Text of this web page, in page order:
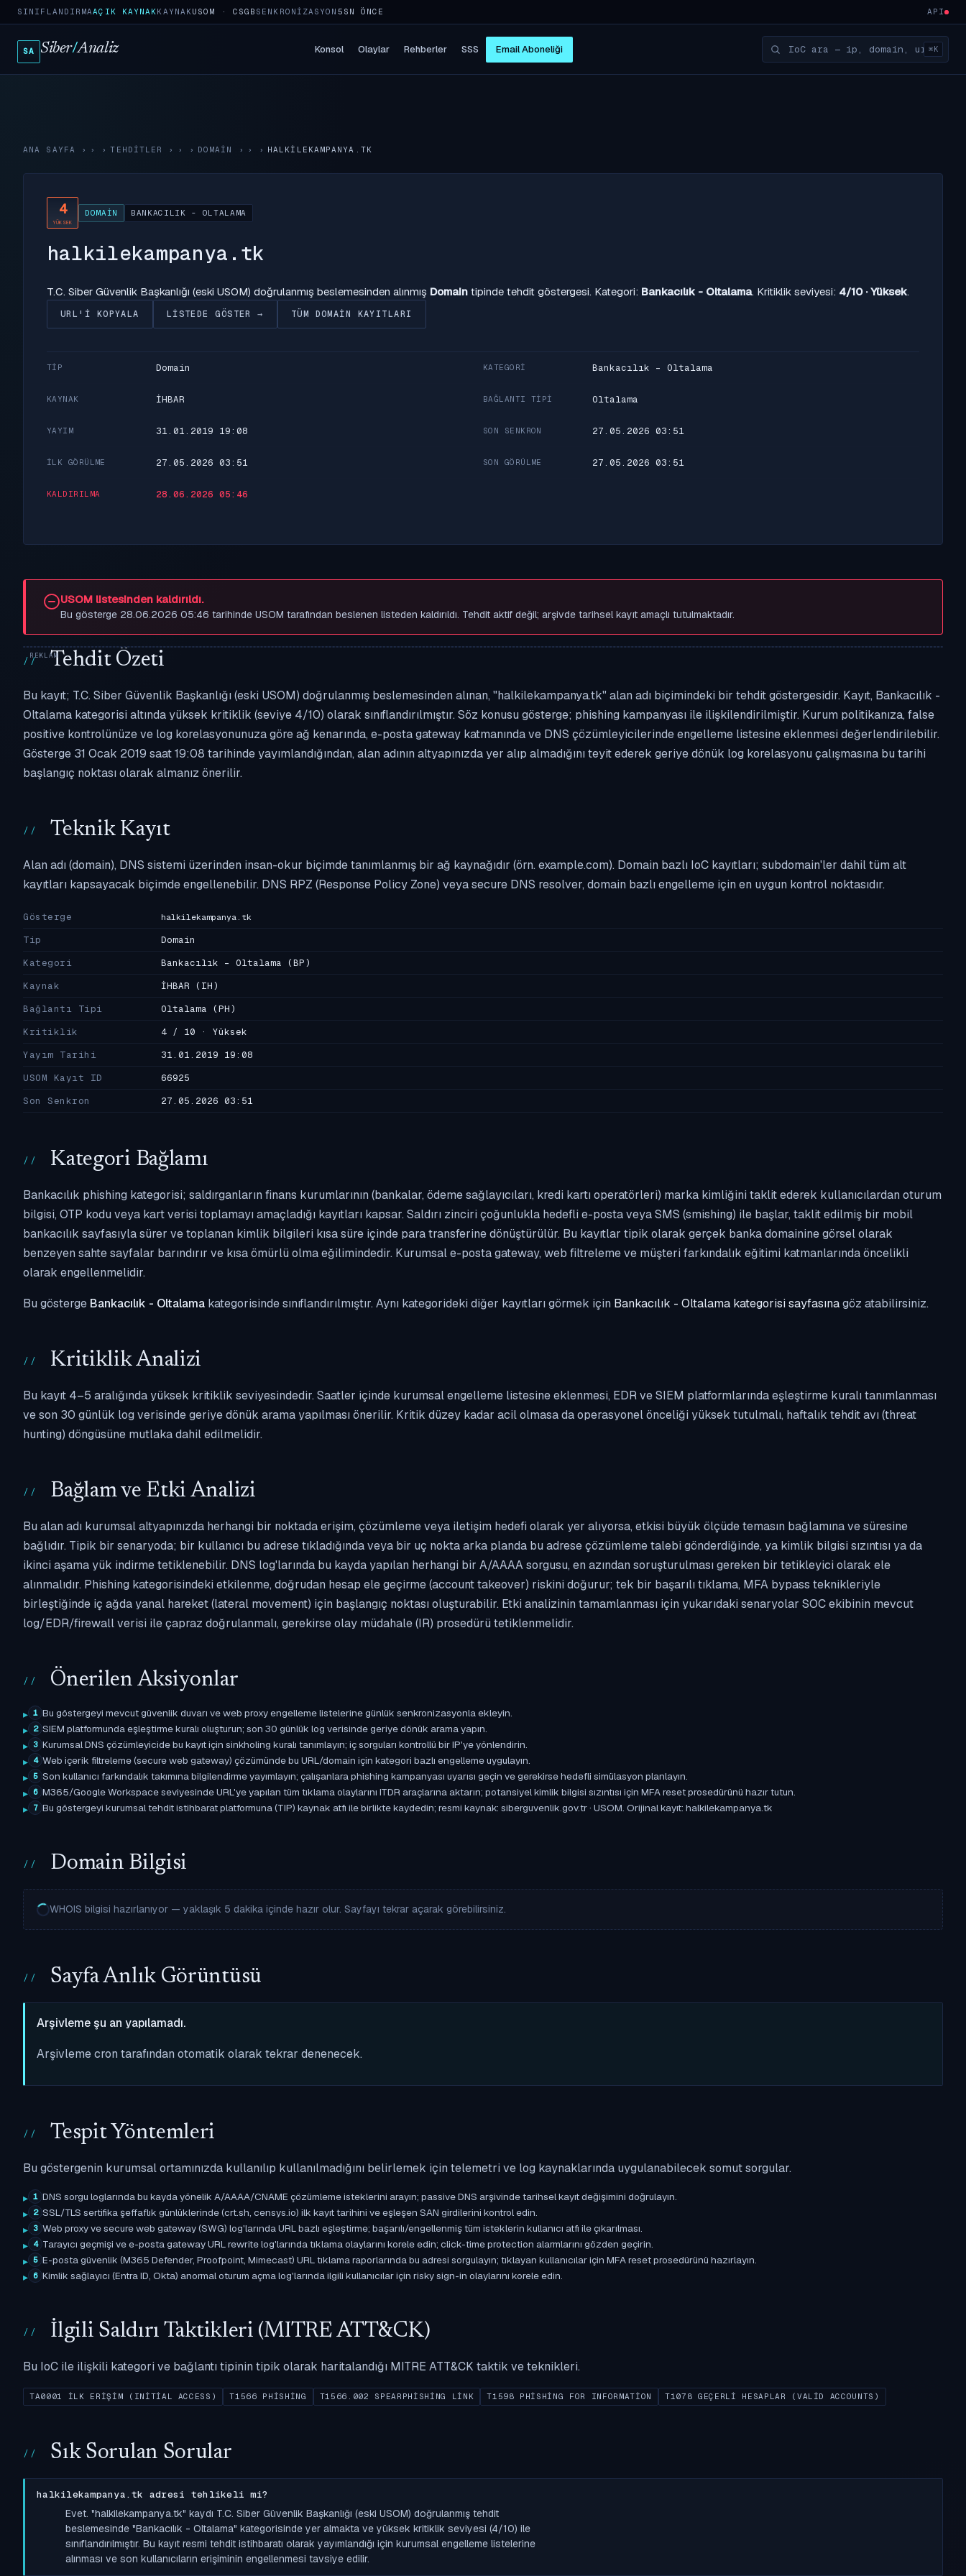
SINIFLANDIRMAAÇIK KAYNAKKAYNAKUSOM · CSGB SENKRONIZASYON 5SN ÖNCE API
SA Siber/Analiz Konsol Olaylar Rehberler SSS Email Aboneliği ⌘K
ANA SAYFA › TEHDITLER › DOMAIN › HALKILEKAMPANYA.TK
4
YÜKSEK
DOMAIN BANKACILIK - OLTALAMA
halkilekampanya.tk
T.C. Siber Güvenlik Başkanlığı (eski USOM) doğrulanmış beslemesinden alınmış Domain tipinde tehdit göstergesi. Kategori: Bankacılık - Oltalama. Kritiklik seviyesi: 4/10 · Yüksek.
URL'I KOPYALA LISTEDE GÖSTER → TÜM DOMAIN KAYITLARI
TIP Domain KATEGORI Bankacılık - Oltalama
KAYNAK İHBAR BAĞLANTI TIPI Oltalama
YAYIM 31.01.2019 19:08 SON SENKRON 27.05.2026 03:51
İLK GÖRÜLME 27.05.2026 03:51 SON GÖRÜLME 27.05.2026 03:51
KALDIRILMA 28.06.2026 05:46
USOM listesinden kaldırıldı.
Bu gösterge 28.06.2026 05:46 tarihinde USOM tarafından beslenen listeden kaldırıldı. Tehdit aktif değil; arşivde tarihsel kayıt amaçlı tutulmaktadır.
Tehdit Özeti
Bu kayıt; T.C. Siber Güvenlik Başkanlığı (eski USOM) doğrulanmış beslemesinden alınan, "halkilekampanya.tk" alan adı biçimindeki bir tehdit göstergesidir. Kayıt, Bankacılık -
Oltalama kategorisi altında yüksek kritiklik (seviye 4/10) olarak sınıflandırılmıştır. Söz konusu gösterge; phishing kampanyası ile ilişkilendirilmiştir. Kurum politikanıza, false
positive kontrolünüze ve log korelasyonunuza göre ağ kenarında, e-posta gateway katmanında ve DNS çözümleyicilerinde engelleme listesine eklenmesi değerlendirilebilir.
Gösterge 31 Ocak 2019 saat 19:08 tarihinde yayımlandığından, alan adının altyapınızda yer alıp almadığını teyit ederek geriye dönük log korelasyonu çalışmasına bu tarihi
başlangıç noktası olarak almanız önerilir.
Teknik Kayıt
Alan adı (domain), DNS sistemi üzerinden insan-okur biçimde tanımlanmış bir ağ kaynağıdır (örn. example.com). Domain bazlı IoC kayıtları; subdomain'ler dahil tüm alt
kayıtları kapsayacak biçimde engellenebilir. DNS RPZ (Response Policy Zone) veya secure DNS resolver, domain bazlı engelleme için en uygun kontrol noktasıdır.
Gösterge halkilekampanya.tk
Tip
Domain
Kategori
Bankacılık - Oltalama (BP)
Kaynak
İHBAR (IH)
Bağlantı Tipi
Oltalama (PH)
Kritiklik
4 / 10 · Yüksek
Yayım Tarihi
31.01.2019 19:08
USOM Kayıt ID
66925
Son Senkron
27.05.2026 03:51
Kategori Bağlamı
Bankacılık phishing kategorisi; saldırganların finans kurumlarının (bankalar, ödeme sağlayıcıları, kredi kartı operatörleri) marka kimliğini taklit ederek kullanıcılardan oturum
bilgisi, OTP kodu veya kart verisi toplamayı amaçladığı kayıtları kapsar. Saldırı zinciri çoğunlukla hedefli e-posta veya SMS (smishing) ile başlar, taklit edilmiş bir mobil
bankacılık sayfasıyla sürer ve toplanan kimlik bilgileri kısa süre içinde para transferine dönüştürülür. Bu kayıtlar tipik olarak gerçek banka domainine görsel olarak
benzeyen sahte sayfalar barındırır ve kısa ömürlü olma eğilimindedir. Kurumsal e-posta gateway, web filtreleme ve müşteri farkındalık eğitimi katmanlarında öncelikli
olarak engellenmelidir.
Bu gösterge Bankacılık - Oltalama kategorisinde sınıflandırılmıştır. Aynı kategorideki diğer kayıtları görmek için Bankacılık - Oltalama kategorisi sayfasınagöz atabilirsiniz.
Kritiklik Analizi
Bu kayıt 4–5 aralığında yüksek kritiklik seviyesindedir. Saatler içinde kurumsal engelleme listesine eklenmesi, EDR ve SIEM platformlarında eşleştirme kuralı tanımlanması
ve son 30 günlük log verisinde geriye dönük arama yapılması önerilir. Kritik düzey kadar acil olmasa da operasyonel önceliği yüksek tutulmalı, haftalık tehdit avı (threat
hunting) döngüsüne mutlaka dahil edilmelidir.
Bağlam ve Etki Analizi
Bu alan adı kurumsal altyapınızda herhangi bir noktada erişim, çözümleme veya iletişim hedefi olarak yer alıyorsa, etkisi büyük ölçüde temasın bağlamına ve süresine
bağlıdır. Tipik bir senaryoda; bir kullanıcı bu adrese tıkladığında veya bir uç nokta arka planda bu adrese çözümleme talebi gönderdiğinde, ya kimlik bilgisi sızıntısı ya da
ikinci aşama yük indirme tetiklenebilir. DNS log'larında bu kayda yapılan herhangi bir A/AAAA sorgusu, en azından soruşturulması gereken bir tetikleyici olarak ele
alınmalıdır. Phishing kategorisindeki etkilenme, doğrudan hesap ele geçirme (account takeover) riskini doğurur; tek bir başarılı tıklama, MFA bypass teknikleriyle
birleştiğinde iç ağda yanal hareket (lateral movement) için başlangıç noktası oluşturabilir. Etki analizinin tamamlanması için yukarıdaki senaryolar SOC ekibinin mevcut
log/EDR/firewall verisi ile çapraz doğrulanmalı, gerekirse olay müdahale (IR) prosedürü tetiklenmelidir.
Önerilen Aksiyonlar
1 Bu göstergeyi mevcut güvenlik duvarı ve web proxy engelleme listelerine günlük senkronizasyonla ekleyin.
2 SIEM platformunda eşleştirme kuralı oluşturun; son 30 günlük log verisinde geriye dönük arama yapın.
3 Kurumsal DNS çözümleyicide bu kayıt için sinkholing kuralı tanımlayın; iç sorguları kontrollü bir IP'ye yönlendirin.
4 Web içerik filtreleme (secure web gateway) çözümünde bu URL/domain için kategori bazlı engelleme uygulayın.
5 Son kullanıcı farkındalık takımına bilgilendirme yayımlayın; çalışanlara phishing kampanyası uyarısı geçin ve gerekirse hedefli simülasyon planlayın.
6 M365/Google Workspace seviyesinde URL'ye yapılan tüm tıklama olaylarını ITDR araçlarına aktarın; potansiyel kimlik bilgisi sızıntısı için MFA reset prosedürünü hazır tutun.
7 Bu göstergeyi kurumsal tehdit istihbarat platformuna (TIP) kaynak atfı ile birlikte kaydedin; resmi kaynak: siberguvenlik.gov.tr · USOM. Orijinal kayıt: halkilekampanya.tk
Domain Bilgisi
WHOIS bilgisi hazırlanıyor — yaklaşık 5 dakika içinde hazır olur. Sayfayı tekrar açarak görebilirsiniz.
Sayfa Anlık Görüntüsü
Arşivleme şu an yapılamadı.
Arşivleme cron tarafından otomatik olarak tekrar denenecek.
Tespit Yöntemleri
Bu göstergenin kurumsal ortamınızda kullanılıp kullanılmadığını belirlemek için telemetri ve log kaynaklarında uygulanabilecek somut sorgular.
1 DNS sorgu loglarında bu kayda yönelik A/AAAA/CNAME çözümleme isteklerini arayın; passive DNS arşivinde tarihsel kayıt değişimini doğrulayın.
2 SSL/TLS sertifika şeffaflık günlüklerinde (crt.sh, censys.io) ilk kayıt tarihini ve eşleşen SAN girdilerini kontrol edin.
3 Web proxy ve secure web gateway (SWG) log'larında URL bazlı eşleştirme; başarılı/engellenmiş tüm isteklerin kullanıcı atfı ile çıkarılması.
4 Tarayıcı geçmişi ve e-posta gateway URL rewrite log'larında tıklama olaylarını korele edin; click-time protection alarmlarını gözden geçirin.
5 E-posta güvenlik (M365 Defender, Proofpoint, Mimecast) URL tıklama raporlarında bu adresi sorgulayın; tıklayan kullanıcılar için MFA reset prosedürünü hazırlayın.
6 Kimlik sağlayıcı (Entra ID, Okta) anormal oturum açma log'larında ilgili kullanıcılar için risky sign-in olaylarını korele edin.
İlgili Saldırı Taktikleri (MITRE ATT&CK)
Bu IoC ile ilişkili kategori ve bağlantı tipinin tipik olarak haritalandığı MITRE ATT&CK taktik ve teknikleri.
TA0001 İLK ERIŞIM (INITIAL ACCESS) T1566 PHISHING T1566.002 SPEARPHISHING LINK T1598 PHISHING FOR INFORMATION T1078 GEÇERLI HESAPLAR (VALID ACCOUNTS)
Sık Sorulan Sorular
halkilekampanya.tk adresi tehlikeli mi?
Evet. "halkilekampanya.tk" kaydı T.C. Siber Güvenlik Başkanlığı (eski USOM) doğrulanmış tehdit
beslemesinde "Bankacılık - Oltalama" kategorisinde yer almakta ve yüksek kritiklik seviyesi (4/10) ile
sınıflandırılmıştır. Bu kayıt resmi tehdit istihbaratı olarak yayımlandığı için kurumsal engelleme listelerine
alınması ve son kullanıcıların erişiminin engellenmesi tavsiye edilir.